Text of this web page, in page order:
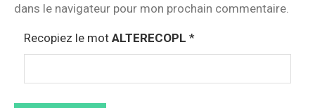
dans le navigateur pour mon prochain commentaire.
Recopiez le mot ALTERECOPL *